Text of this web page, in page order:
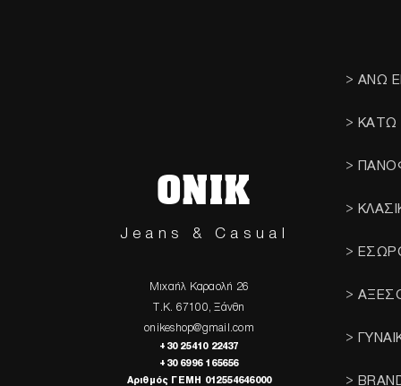
ONIK
Jeans & Casual
Μιχαήλ Καραολή 26
Τ.Κ. 67100, Ξάνθη
onikeshop@gmail.com
+30 25410 22437
+30 6996 165656
Αριθμός ΓΕΜΗ 012554646000
> ΑΝΩ
> ΚΑΤΩ
>
>
>
>
>
>